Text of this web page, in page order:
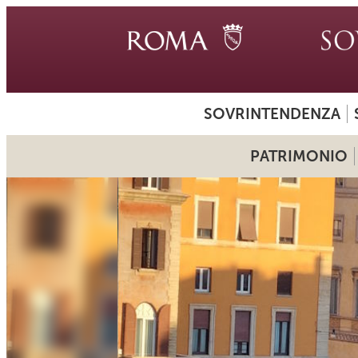
SOVRINTENDENZA
PATRIMONIO